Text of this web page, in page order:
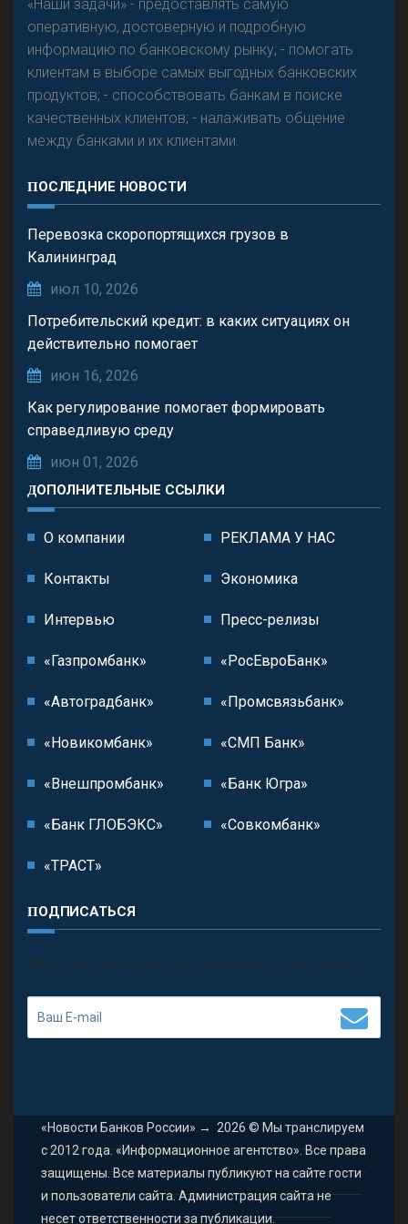
«Наши задачи» - предоставлять самую
оперативную, достоверную и подробную
информацию по банковскому рынку; - помогать
клиентам в выборе самых выгодных банковских
продуктов; - способствовать банкам в поиске
качественных клиентов; - налаживать общение
между банками и их клиентами.
ПОСЛЕДНИЕ НОВОСТИ
Перевозка скоропортящихся грузов в
Калининград
июл 10, 2026
Потребительский кредит: в каких ситуациях он
действительно помогает
июн 16, 2026
Как регулирование помогает формировать
справедливую среду
июн 01, 2026
ДОПОЛНИТЕЛЬНЫЕ ССЫЛКИ
О компании РЕКЛАМА У НАС
Контакты Экономика
Интервью Пресс-релизы
«Газпромбанк» «РосЕвроБанк»
«Автоградбанк» «Промсвязьбанк»
«Новикомбанк» «СМП Банк»
«Внешпромбанк» «Банк Югра»
«Банк ГЛОБЭКС» «Совкомбанк»
«ТРАСТ»
ПОДПИСАТЬСЯ
П олучить последние обновления и предложения.
«Новости Банков России» → 2026 © Мы транслируем
с 2012 года. «Информационное агентство». Все права
защищены. Все материалы публикуют на сайте гости
и пользователи сайта. Администрация сайта не
несет ответственности за публикации.